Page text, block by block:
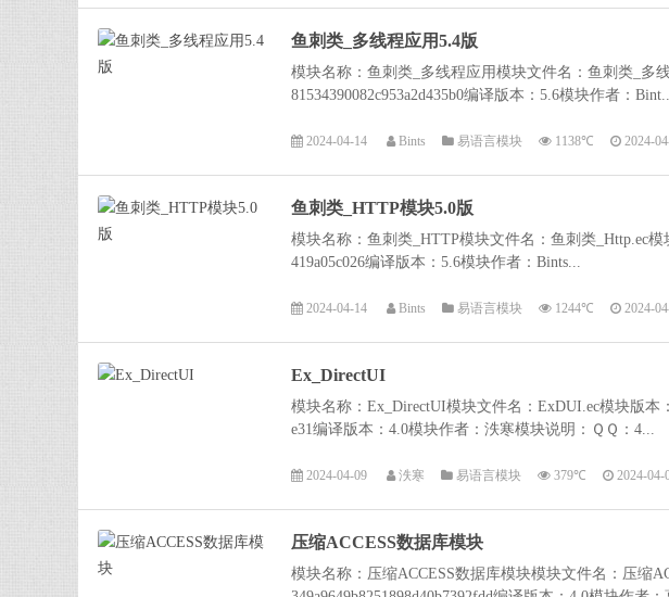
鱼刺类_多线程应用5.4版
模块名称：鱼刺类_多线程应用模块文件名：鱼刺类_多
81534390082c953a2d435b0编译版本：5.6模块作者：
2024-04-14 Bints 易语言模块 1138℃ 2024-
鱼刺类_HTTP模块5.0版
模块名称：鱼刺类_HTTP模块文件名：鱼刺类_Http.ec模
419a05c026编译版本：5.6模块作者：Bints...
2024-04-14 Bints 易语言模块 1244℃ 2024-
Ex_DirectUI
模块名称：Ex_DirectUI模块文件名：ExDUI.ec模块版本：
e31编译版本：4.0模块作者：泆寒模块说明：ＱＱ：4...
2024-04-09 泆寒 易语言模块 379℃ 2024-04-
压缩ACCESS数据库模块
模块名称：压缩ACCESS数据库模块模块文件名：压缩